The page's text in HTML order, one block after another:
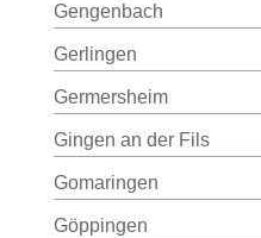
Gengenbach
Gerlingen
Germersheim
Gingen an der Fils
Gomaringen
Göppingen